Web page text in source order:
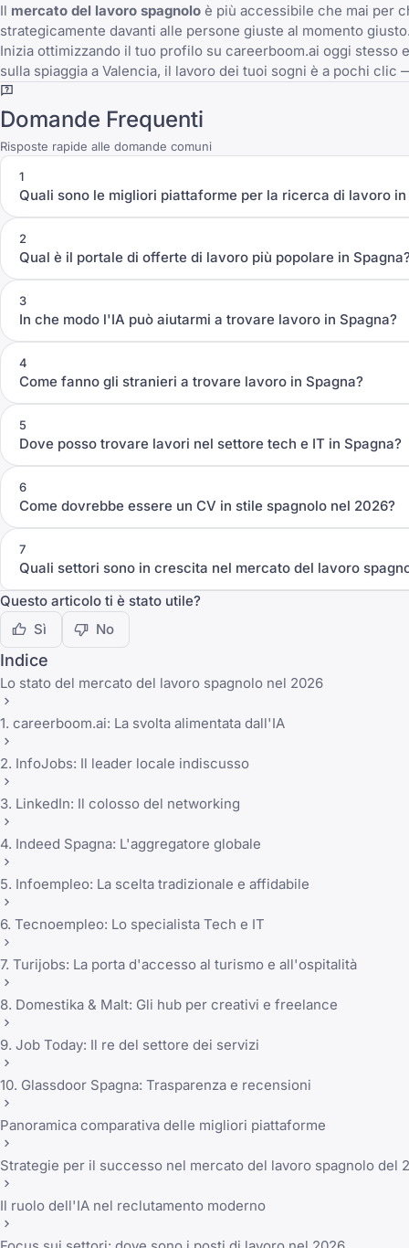
Il mercato del lavoro spagnolo è più accessibile che mai per
strategicamente davanti alle persone giuste al momento
Inizia ottimizzando il tuo profilo su careerboom.ai oggi stesso
sulla spiaggia a Valencia, il lavoro dei tuoi sogni è a pochi
Domande Frequenti
Risposte rapide alle domande comuni
1
Quali sono le migliori piattaforme per la ricerca di lavoro
2
Qual è il portale di offerte di lavoro più popolare in
3
In che modo l'IA può aiutarmi a trovare lavoro in Spagna?
4
Come fanno gli stranieri a trovare lavoro in Spagna?
5
Dove posso trovare lavori nel settore tech e IT in Spagna?
6
Come dovrebbe essere un CV in stile spagnolo nel 2026?
7
Quali settori sono in crescita nel mercato del lavoro
Questo articolo ti è stato utile?
Sì
No
Indice
Lo stato del mercato del lavoro spagnolo nel 2026
1. careerboom.ai: La svolta alimentata dall'IA
2. InfoJobs: Il leader locale indiscusso
3. LinkedIn: Il colosso del networking
4. Indeed Spagna: L'aggregatore globale
5. Infoempleo: La scelta tradizionale e affidabile
6. Tecnoempleo: Lo specialista Tech e IT
7. Turijobs: La porta d'accesso al turismo e all'ospitalità
8. Domestika & Malt: Gli hub per creativi e freelance
9. Job Today: Il re del settore dei servizi
10. Glassdoor Spagna: Trasparenza e recensioni
Panoramica comparativa delle migliori piattaforme
Strategie per il successo nel mercato del lavoro spagnolo del
Il ruolo dell'IA nel reclutamento moderno